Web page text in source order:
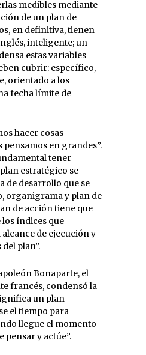
medibles mediante
de un plan de
en definitiva, tienen
inteligente; un
estas variables
cubrir: específico,
orientado a los
fecha límite de
hacer cosas
en grandes”.
tener
estratégico se
de desarrollo que se
organigrama y plan de
de acción tiene que
índices que
de ejecución y
plan”.
Bonaparte, el
francés, condensó la
un plan
el tiempo para
llegue el momento
pensar y actúe”.